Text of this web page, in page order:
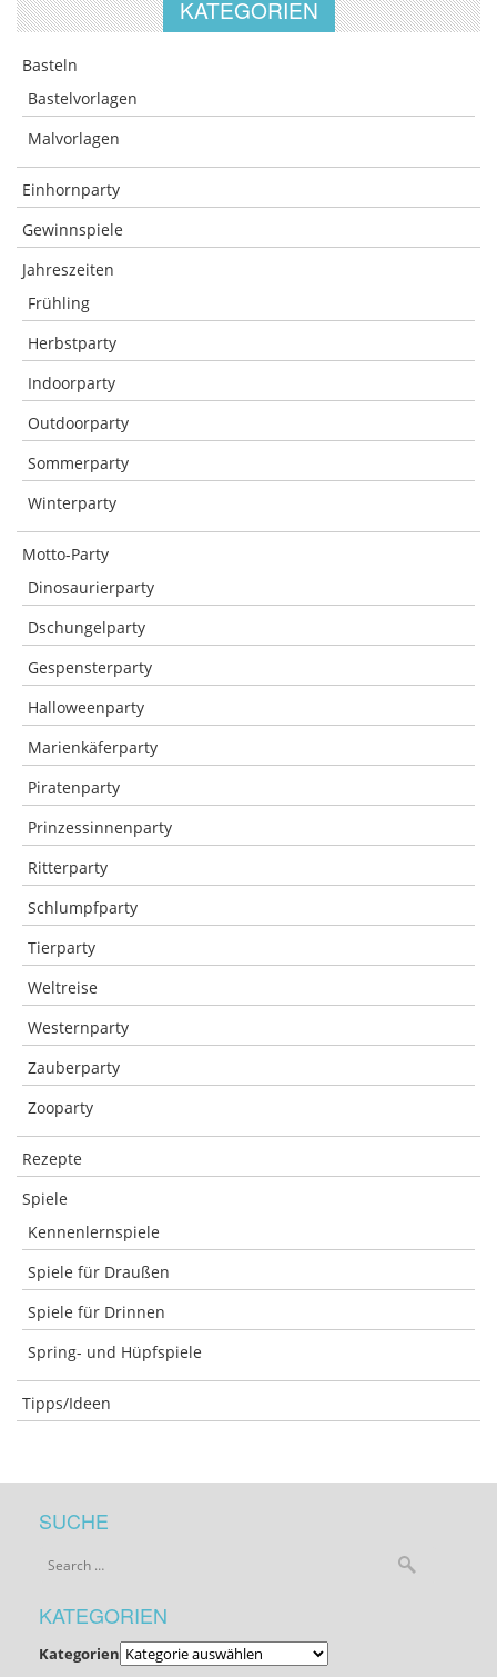
KATEGORIEN
Basteln
Bastelvorlagen
Malvorlagen
Einhornparty
Gewinnspiele
Jahreszeiten
Frühling
Herbstparty
Indoorparty
Outdoorparty
Sommerparty
Winterparty
Motto-Party
Dinosaurierparty
Dschungelparty
Gespensterparty
Halloweenparty
Marienkäferparty
Piratenparty
Prinzessinnenparty
Ritterparty
Schlumpfparty
Tierparty
Weltreise
Westernparty
Zauberparty
Zooparty
Rezepte
Spiele
Kennenlernspiele
Spiele für Draußen
Spiele für Drinnen
Spring- und Hüpfspiele
Tipps/Ideen
SUCHE
KATEGORIEN
Kategorien